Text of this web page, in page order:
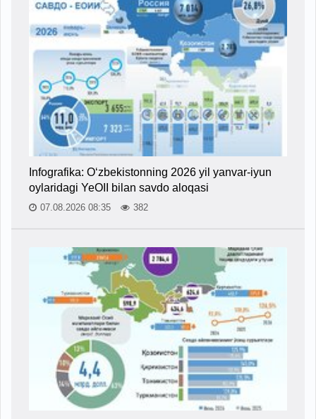
Infografika: O‘zbekistonning 2026 yil yanvar-iyun
oylaridagi YeOII bilan savdo aloqasi
07.08.2026 08:35 382